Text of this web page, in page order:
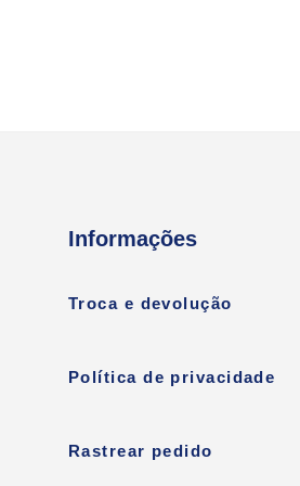
Informações
Troca e devolução
Política de privacidade
Rastrear pedido